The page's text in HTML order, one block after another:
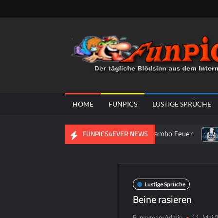
HOME FUNPICS LUSTIGE SPRÜCHE
FUNPICS4EVER NEWS
Mikrowellen Briefkasten Lambo Feuer
Lustige Sprüche
Beine rasieren